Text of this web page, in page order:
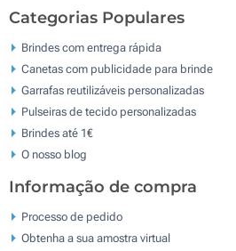
Categorias Populares
Brindes com entrega rápida
Canetas com publicidade para brinde
Garrafas reutilizáveis personalizadas
Pulseiras de tecido personalizadas
Brindes até 1€
O nosso blog
Informação de compra
Processo de pedido
Obtenha a sua amostra virtual